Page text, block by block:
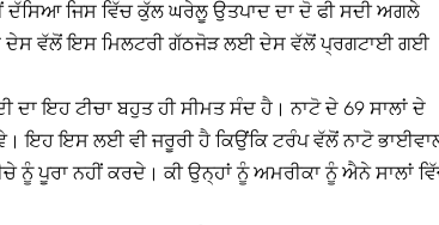
ਦੱਸਿਆ ਜਿਸ ਵਿੱਚ ਕੁੱਲ ਘਰੇਲੂ ਉਤਪਾਦ ਦਾ ਦੋ ਫੀ ਸਦੀ ਅਗਲੇ
ਦੇਸ ਵੱਲੋਂ ਇਸ ਮਿਲਟਰੀ ਗੱਠਜੋੜ ਲਈ ਦੇਸ ਵੱਲੋਂ ਪ੍ਰਗਟਾਈ ਗਈ
ਇਹ ਟੀਚਾ ਬਹੁਤ ਹੀ ਸੀਮਤ ਸੰਦ ਹੈ। ਨਾਟੋ ਦੇ 69 ਸਾਲਾਂ ਦੇ
ਇਹ ਇਸ ਲਈ ਵੀ ਜਰੂਰੀ ਹੈ ਕਿਉਂਕਿ ਟਰੰਪ ਵੱਲੋਂ ਨਾਟੋ
ਨੂੰ ਪੂਰਾ ਨਹੀਂ ਕਰਦੇ। ਕੀ ਉਨ੍ਹਾਂ ਨੂੰ ਅਮਰੀਕਾ ਨੂੰ ਐਨੇ ਸਾਲਾਂ